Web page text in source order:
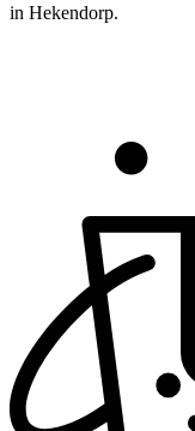
in Hekendorp.